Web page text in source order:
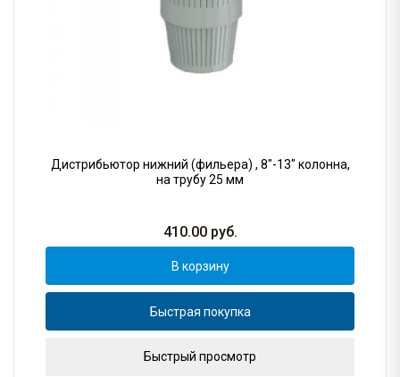
Дистрибьютор нижний (фильера) , 8"-13" колонна,
на трубу 25 мм
410.00руб.
В корзину
Быстрая покупка
Быстрый просмотр